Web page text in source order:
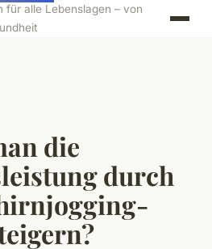
für alle Lebenslagen – von
die
durch